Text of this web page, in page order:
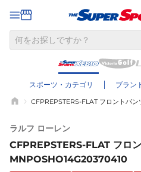
スポーツ・カテゴリ ブラン
CFPREPSTERS-FLAT フロントパ
ラルフ ローレン
CFPREPSTERS-FLAT フロ
MNPOSHO14G20370410